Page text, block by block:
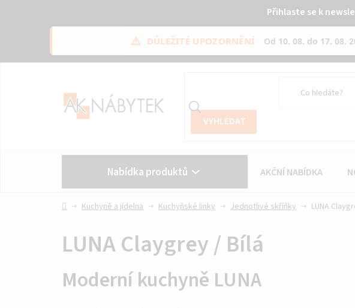
Přihlaste se k
⚠️ DŮLEŽITÉ UPOZORNĚNÍ Od 10. 08. do 17. 08.
Nabídka produktů AKČNÍ NABÍDKA
Vše o nákupu Kontakt
DomůKuchyně a jídelna Kuchyňské linky Jednotlivé skříňky LUNA
LUNA Claygrey / Bílá
Moderní kuchyně LUNA